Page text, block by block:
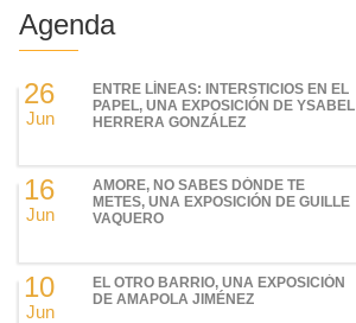
Agenda
26
Jun
ENTRE LÍNEAS: INTERSTICIOS EN EL
PAPEL, UNA EXPOSICIÓN DE YSABEL
HERRERA GONZÁLEZ
16
Jun
AMORE, NO SABES DÓNDE TE
METES, UNA EXPOSICIÓN DE GUILLE
VAQUERO
10
Jun
EL OTRO BARRIO, UNA EXPOSICIÓN
DE AMAPOLA JIMÉNEZ